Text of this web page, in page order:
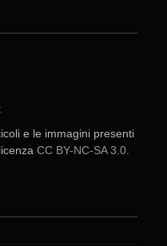
e le immagini presenti
CC BY-NC-SA 3.0